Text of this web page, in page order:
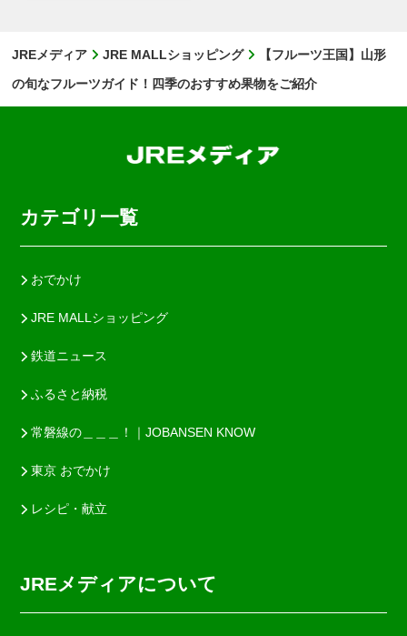
JREメディア JRE MALLショッピング
【フルーツ王国】山形
の旬なフルーツガイド！四季のおすすめ果物をご紹介
カテゴリ一覧
おでかけ
JRE MALLショッピング
鉄道ニュース
ふるさと納税
常磐線の＿＿＿！｜JOBANSEN KNOW
東京 おでかけ
レシピ・献立
JREメディアについて